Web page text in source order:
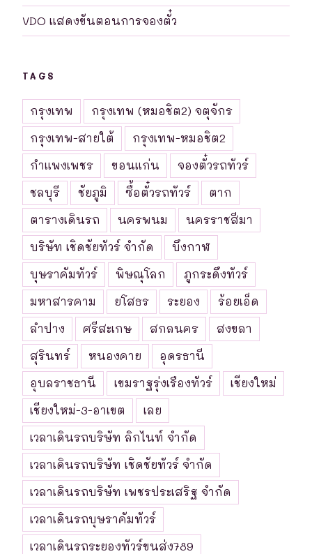
VDO แสดงขันตอนการจองตั๋ว
TAGS
กรุงเทพ
กรุงเทพ (หมอชิต2) จตุจักร
กรุงเทพ-สายใต้
กรุงเทพ-หมอชิต2
กำแพงเพชร
ขอนแก่น
จองตั๋วรถทัวร์
ชลบุรี
ชัยภูมิ ซื้อตั๋วรถทัวร์
ตาก
ตารางเดินรถ
นครพนม
นครราชสีมา
บริษัท เชิดชัยทัวร์ จำกัด
บึงกาฬ
บุษราคัมทัวร์
พิษณุโลก
ภูกระดึงทัวร์
มหาสารคาม
ยโสธร ระยอง
ร้อยเอ็ด
ลำปาง
ศรีสะเกษ สกลนคร
สงขลา
สุรินทร์
หนองคาย
อุดรธานี
อุบลราชธานี
เขมราฐรุ่งเรืองทัวร์
เชียงใหม่
เชียงใหม่-3-อาเขต
เลย
เวลาเดินรถบริษัท ลิกไนท์ จำกัด
เวลาเดินรถบริษัท เชิดชัยทัวร์ จำกัด
เวลาเดินรถบริษัท เพชรประเสริฐ จำกัด
เวลาเดินรถบุษราคัมทัวร์
เวลาเดินรถระยองทัวร์ขนส่ง789